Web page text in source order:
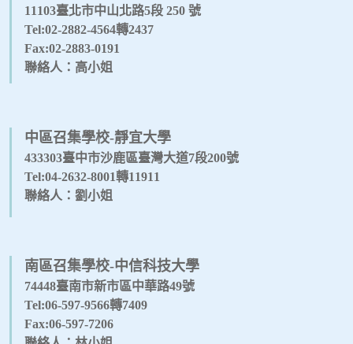
11103臺北市中山北路5段 250 號
Tel:02-2882-4564轉2437
Fax:02-2883-0191
聯絡人：高小姐
中區召集學校-靜宜大學
433303臺中市沙鹿區臺灣大道7段200號
Tel:04-2632-8001轉11911
聯絡人：劉小姐
南區召集學校-中信科技大學
74448臺南市新市區中華路49號
Tel:06-597-9566轉7409
Fax:06-597-7206